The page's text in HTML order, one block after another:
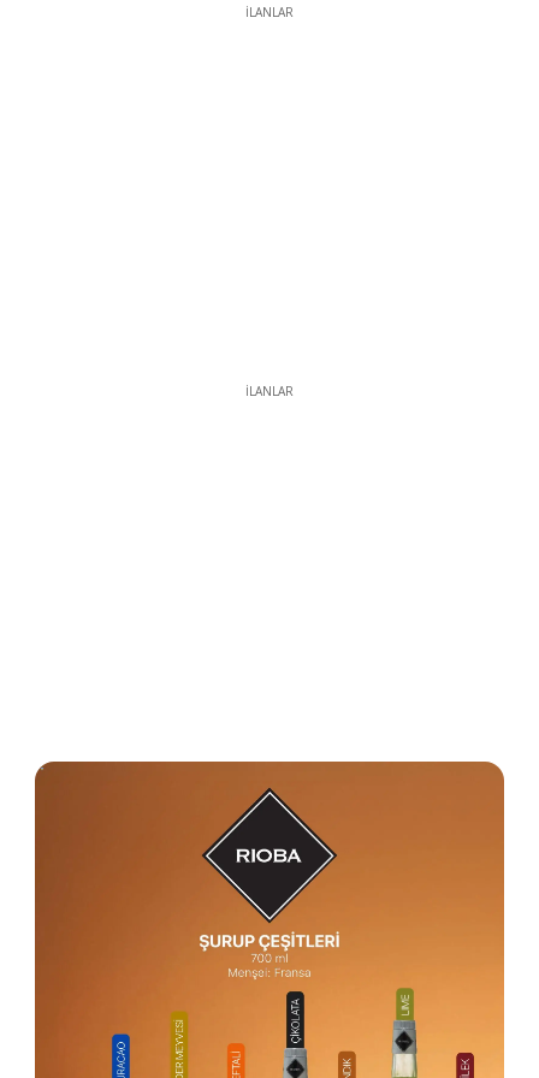
İLANLAR
İLANLAR